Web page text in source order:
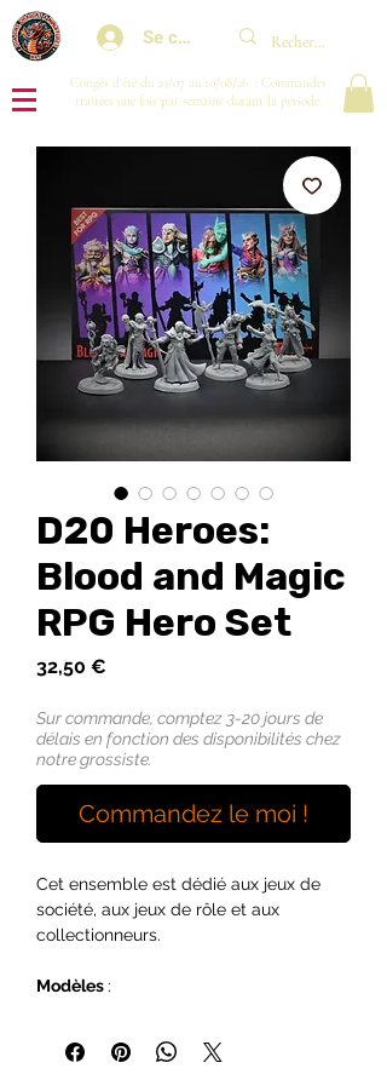
Se connecter
Congés d'été du 29/07 au 10/08/26 : Commandes
traitées une fois par semaine durant la période.
D20 Heroes:
Blood and Magic
RPG Hero Set
32,50 €
Sur commande, comptez 3-20 jours de
délais en fonction des disponibilités chez
notre grossiste.
Commandez le moi !
Cet ensemble est dédié aux jeux de
société, aux jeux de rôle et aux
collectionneurs.
Modèles :
1 nécromancien elfe
1 mage gnome